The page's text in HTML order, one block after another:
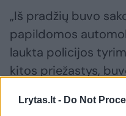
Lrytas.lt - Do Not
„Iš pradžių buvo
papildomos
laukta policijos
kitos priežastys,
teismo ekspertizės
buvo baigta ir